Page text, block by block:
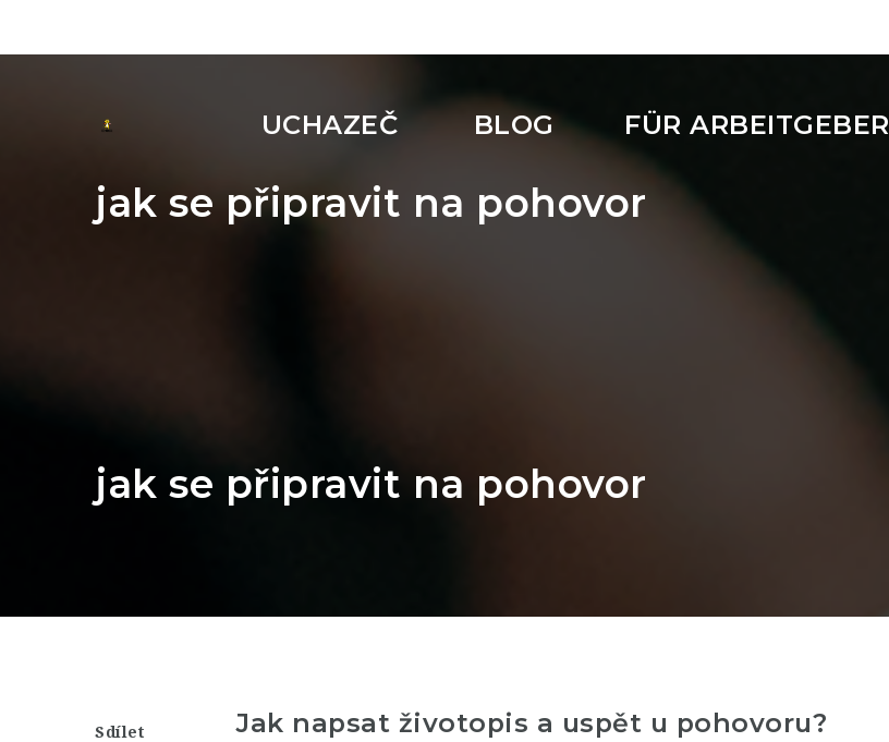
UCHAZEČ BLOG FÜR ARBEITGEBER
jak se připravit na pohovor
jak se připravit na pohovor
Sdílet Jak napsat životopis a uspět u pohovoru?